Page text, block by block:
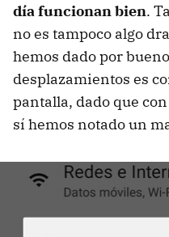
día funcionan bien.
no es tampoco algo
hemos dado por
desplazamientos es
pantalla, dado que
sí hemos notado un